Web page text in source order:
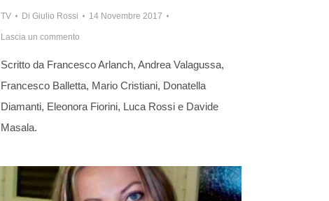
TV Di Giulio Rossi 14 Novembre 2017
Lascia un commento
Scritto da Francesco Arlanch, Andrea Valagussa,
Francesco Balletta, Mario Cristiani, Donatella
Diamanti, Eleonora Fiorini, Luca Rossi e Davide
Masala.